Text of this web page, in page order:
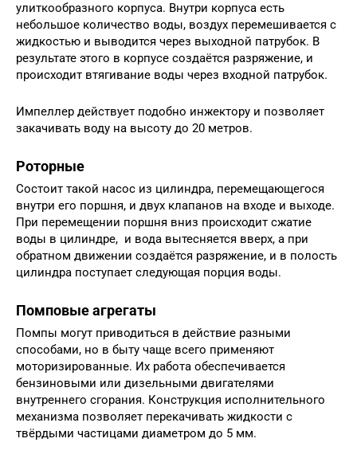
улиткообразного корпуса. Внутри корпуса есть
небольшое количество воды, воздух перемешивается с
жидкостью и выводится через выходной патрубок. В
результате этого в корпусе создаётся разряжение, и
происходит втягивание воды через входной патрубок.
Импеллер действует подобно инжектору и позволяет
закачивать воду на высоту до 20 метров.
Роторные
Состоит такой насос из цилиндра, перемещающегося
внутри его поршня, и двух клапанов на входе и выходе.
При перемещении поршня вниз происходит сжатие
воды в цилиндре, и вода вытесняется вверх, а при
обратном движении создаётся разряжение, и в полость
цилиндра поступает следующая порция воды.
Помповые агрегаты
Помпы могут приводиться в действие разными
способами, но в быту чаще всего применяют
моторизированные. Их работа обеспечивается
бензиновыми или дизельными двигателями
внутреннего сгорания. Конструкция исполнительного
механизма позволяет перекачивать жидкости с
твёрдыми частицами диаметром до 5 мм.